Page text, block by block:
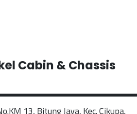
Cabin & Chassis